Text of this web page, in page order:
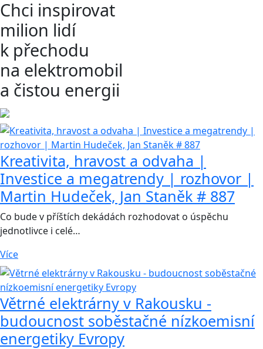
Chci inspirovat
milion lidí
k přechodu
na elektromobil
a čistou energii
Kreativita, hravost a odvaha |
Investice a megatrendy | rozhovor |
Martin Hudeček, Jan Staněk # 887
Co bude v příštích dekádách rozhodovat o úspěchu
jednotlivce i celé…
Více
Větrné elektrárny v Rakousku -
budoucnost soběstačné nízkoemisní
energetiky Evropy